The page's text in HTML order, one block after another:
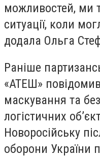
можливостей, ми
ситуації, коли
додала Ольга
Раніше
«АТЕШ»
маскування та
логістичних
Новоросійську
оборони України